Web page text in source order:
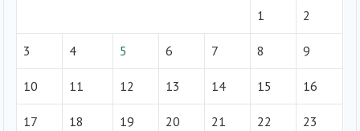
1 2
3 4 5 6 7 8 9
10 11 12 13 14 15 16
17 18 19 20 21 22 23